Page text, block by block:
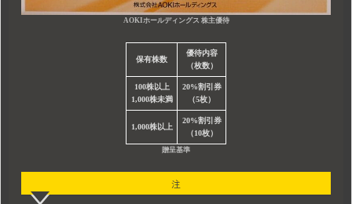
AOKIホールディングス 株主優待
保有株数
優待内容
（枚数）
100株以上
1,000株未満
20%割引券
（5枚）
1,000株以上
20%割引券
（10枚）
贈呈基準
注